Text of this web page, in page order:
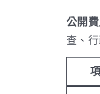
公開
查、